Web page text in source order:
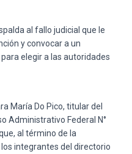
al fallo judicial que le
y convocar a un
elegir a las autoridades
María Do Pico, titular del
Administrativo Federal N°
al término de la
integrantes del directorio